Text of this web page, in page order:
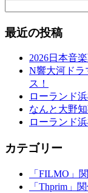
最近の投稿
2026日本音
N響大河ドラ
ス！
ローランド
なんと大野
ローランド
カテゴリー
「FILMO」
「Thprim」